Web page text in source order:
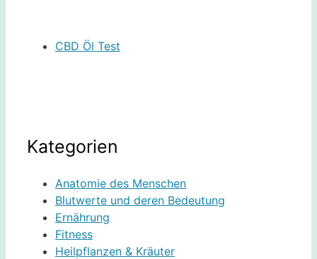
CBD Öl Test
Kategorien
Anatomie des Menschen
Blutwerte und deren Bedeutung
Ernährung
Fitness
Heilpflanzen & Kräuter